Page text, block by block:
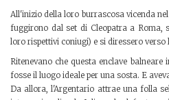
All'inizio della loro burrascosa vicenda
fuggirono dal set di Cleopatra a Roma,
loro rispettivi coniugi) e si diressero
Ritenevano che questa enclave
fosse il luogo ideale per una sosta. E
Da allora, l'Argentario attrae una folla